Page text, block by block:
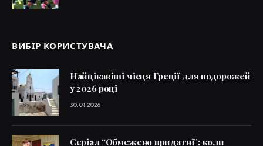
ВИБІР КОРИСТУВАЧА
Найцікавіші місця Греції для подорожей
у 2026 році
30.01.2026
Серіал “Обмежено придатні”: коли